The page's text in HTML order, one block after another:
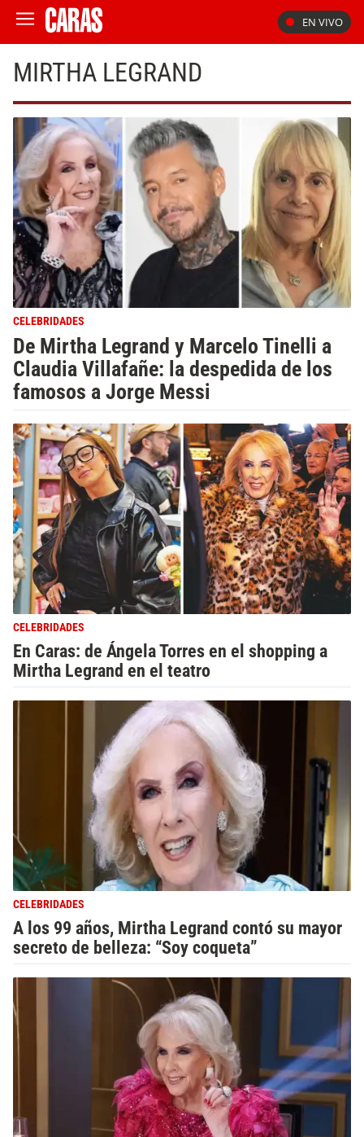
EN VIVO
MIRTHA LEGRAND
CELEBRIDADES
De Mirtha Legrand y Marcelo Tinelli a
Claudia Villafañe: la despedida de los
famosos a Jorge Messi
CELEBRIDADES
En Caras: de Ángela Torres en el shopping a
Mirtha Legrand en el teatro
CELEBRIDADES
A los 99 años, Mirtha Legrand contó su mayor
secreto de belleza: “Soy coqueta”